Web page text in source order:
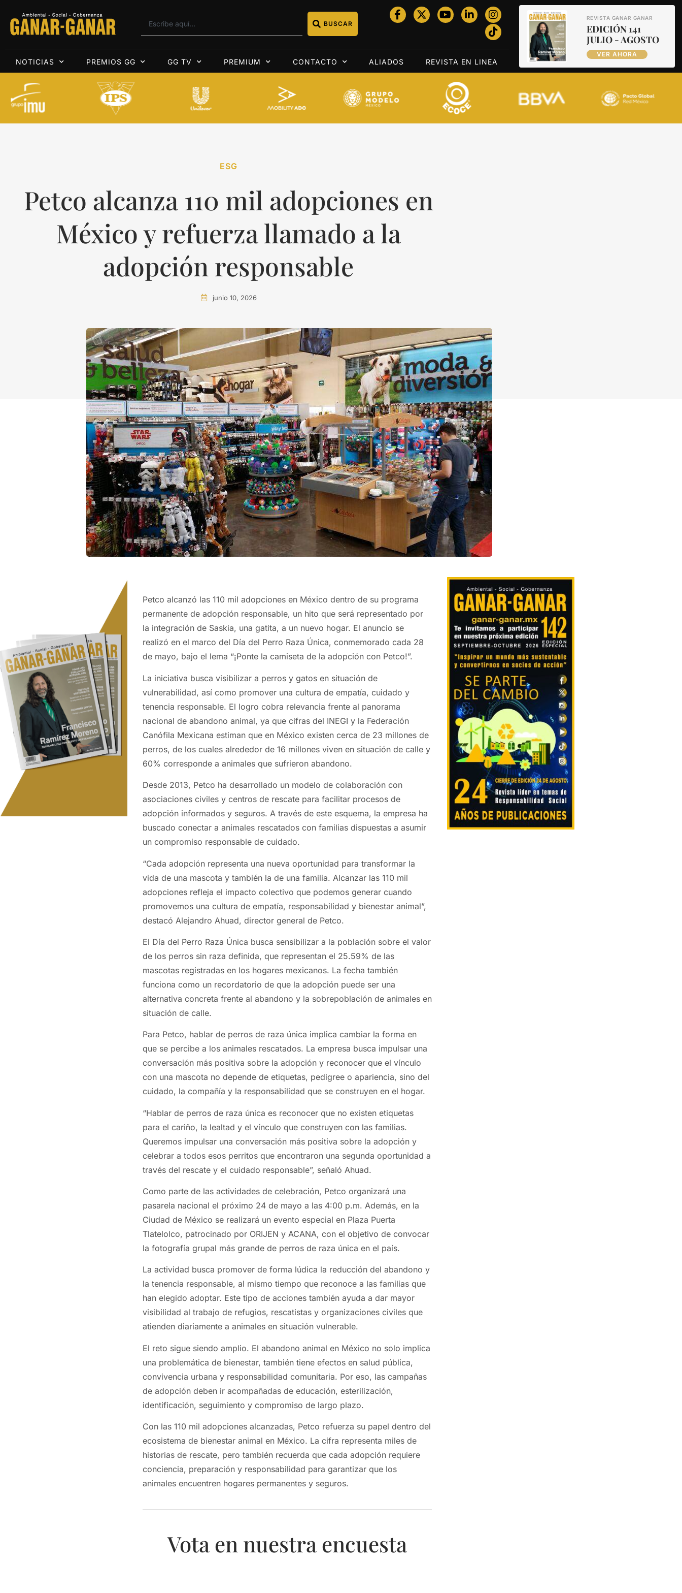
BUSCAR
NOTICIAS PREMIOS GG GG TV PREMIUM CONTACTO ALIADOS REVISTA EN LINEA
REVISTA GANAR GANAR
EDICIÓN 141
JULIO - AGOSTO
VER AHORA
ESG
Petco alcanza 110 mil adopciones en
México y refuerza llamado a la
adopción responsable
junio 10, 2026
Petco alcanzó las 110 mil adopciones en México dentro de su programa
permanente de adopción responsable, un hito que será representado por
la integración de Saskia, una gatita, a un nuevo hogar. El anuncio se
realizó en el marco del Día del Perro Raza Única, conmemorado cada 28
de mayo, bajo el lema “¡Ponte la camiseta de la adopción con Petco!”.
La iniciativa busca visibilizar a perros y gatos en situación de
vulnerabilidad, así como promover una cultura de empatía, cuidado y
tenencia responsable. El logro cobra relevancia frente al panorama
nacional de abandono animal, ya que cifras del INEGI y la Federación
Canófila Mexicana estiman que en México existen cerca de 23 millones de
perros, de los cuales alrededor de 16 millones viven en situación de calle y
60% corresponde a animales que sufrieron abandono.
Desde 2013, Petco ha desarrollado un modelo de colaboración con
asociaciones civiles y centros de rescate para facilitar procesos de
adopción informados y seguros. A través de este esquema, la empresa ha
buscado conectar a animales rescatados con familias dispuestas a asumir
un compromiso responsable de cuidado.
“Cada adopción representa una nueva oportunidad para transformar la
vida de una mascota y también la de una familia. Alcanzar las 110 mil
adopciones refleja el impacto colectivo que podemos generar cuando
promovemos una cultura de empatía, responsabilidad y bienestar animal”,
destacó Alejandro Ahuad, director general de Petco.
El Día del Perro Raza Única busca sensibilizar a la población sobre el valor
de los perros sin raza definida, que representan el 25.59% de las
mascotas registradas en los hogares mexicanos. La fecha también
funciona como un recordatorio de que la adopción puede ser una
alternativa concreta frente al abandono y la sobrepoblación de animales en
situación de calle.
Para Petco, hablar de perros de raza única implica cambiar la forma en
que se percibe a los animales rescatados. La empresa busca impulsar una
conversación más positiva sobre la adopción y reconocer que el vínculo
con una mascota no depende de etiquetas, pedigree o apariencia, sino del
cuidado, la compañía y la responsabilidad que se construyen en el hogar.
“Hablar de perros de raza única es reconocer que no existen etiquetas
para el cariño, la lealtad y el vínculo que construyen con las familias.
Queremos impulsar una conversación más positiva sobre la adopción y
celebrar a todos esos perritos que encontraron una segunda oportunidad a
través del rescate y el cuidado responsable”, señaló Ahuad.
Como parte de las actividades de celebración, Petco organizará una
pasarela nacional el próximo 24 de mayo a las 4:00 p.m. Además, en la
Ciudad de México se realizará un evento especial en Plaza Puerta
Tlatelolco, patrocinado por ORIJEN y ACANA, con el objetivo de convocar
la fotografía grupal más grande de perros de raza única en el país.
La actividad busca promover de forma lúdica la reducción del abandono y
la tenencia responsable, al mismo tiempo que reconoce a las familias que
han elegido adoptar. Este tipo de acciones también ayuda a dar mayor
visibilidad al trabajo de refugios, rescatistas y organizaciones civiles que
atienden diariamente a animales en situación vulnerable.
El reto sigue siendo amplio. El abandono animal en México no solo implica
una problemática de bienestar, también tiene efectos en salud pública,
convivencia urbana y responsabilidad comunitaria. Por eso, las campañas
de adopción deben ir acompañadas de educación, esterilización,
identificación, seguimiento y compromiso de largo plazo.
Con las 110 mil adopciones alcanzadas, Petco refuerza su papel dentro del
ecosistema de bienestar animal en México. La cifra representa miles de
historias de rescate, pero también recuerda que cada adopción requiere
conciencia, preparación y responsabilidad para garantizar que los
animales encuentren hogares permanentes y seguros.
Vota en nuestra encuesta